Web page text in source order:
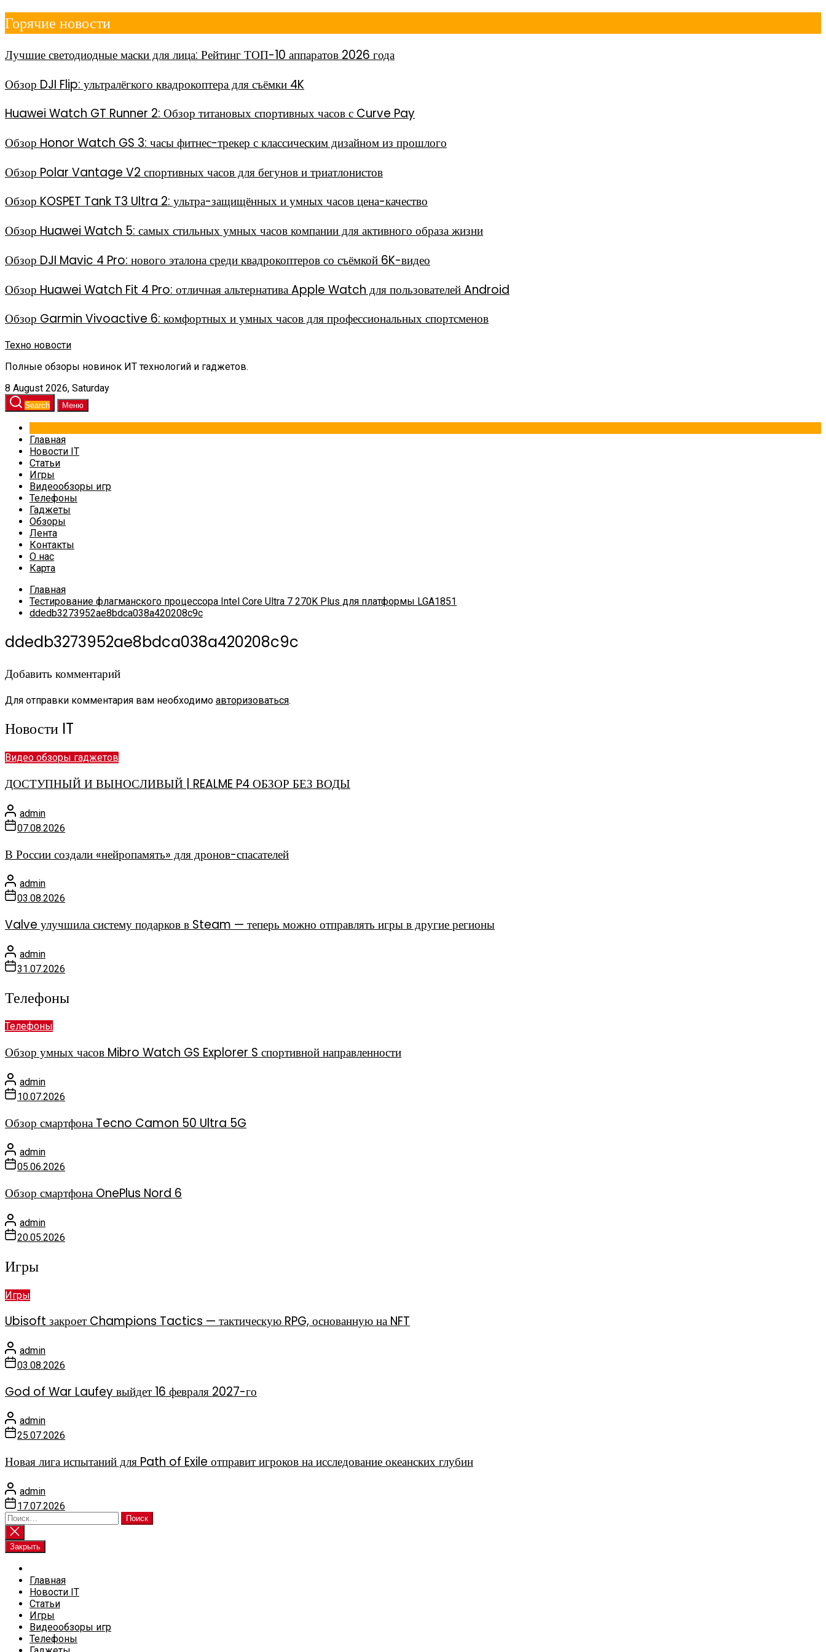
Перейти
к
Горячие новости
Лучшие светодиодные маски для лица: Рейтинг ТОП-10 аппаратов 2026 года
Обзор DJI Flip: ультралёгкого квадрокоптера для съёмки 4K
Huawei Watch GT Runner 2: Обзор титановых спортивных часов с Curve Pay
Обзор Honor Watch GS 3: часы фитнес-трекер с классическим дизайном из прошлого
Обзор Polar Vantage V2 спортивных часов для бегунов и триатлонистов
Обзор KOSPET Tank T3 Ultra 2: ультра-защищённых и умных часов цена-качество
Обзор Huawei Watch 5: самых стильных умных часов компании для активного образа жизни
Обзор DJI Mavic 4 Pro: нового эталона среди квадрокоптеров со съёмкой 6K-видео
Обзор Huawei Watch Fit 4 Pro: отличная альтернатива Apple Watch для пользователей Android
Обзор Garmin Vivoactive 6: комфортных и умных часов для профессиональных спортсменов
Техно новости
Полные обзоры новинок ИТ технологий и гаджетов.
8 August 2026, Saturday
Search Меню
Главная
Новости IT
Статьи
Игры
Видеообзоры игр
Телефоны
Гаджеты
Обзоры
Лента
Контакты
О нас
Карта
Главная
Тестирование флагманского процессора Intel Core Ultra 7 270K Plus для платформы LGA1851
ddedb3273952ae8bdca038a420208c9c
ddedb3273952ae8bdca038a420208c9c
Добавить комментарий
Для отправки комментария вам необходимо авторизоваться.
Новости IT
Видео обзоры гаджетов
ДОСТУПНЫЙ И ВЫНОСЛИВЫЙ | REALME P4 ОБЗОР БЕЗ ВОДЫ
admin
07.08.2026
В России создали «нейропамять» для дронов-спасателей
admin
03.08.2026
Valve улучшила систему подарков в Steam — теперь можно отправлять игры в другие регионы
admin
31.07.2026
Телефоны
Телефоны
Обзор умных часов Mibro Watch GS Explorer S спортивной направленности
admin
10.07.2026
Обзор смартфона Tecno Camon 50 Ultra 5G
admin
05.06.2026
Обзор смартфона OnePlus Nord 6
admin
20.05.2026
Игры
Игры
Ubisoft закроет Champions Tactics — тактическую RPG, основанную на NFT
admin
03.08.2026
God of War Laufey выйдет 16 февраля 2027-го
admin
25.07.2026
Новая лига испытаний для Path of Exile отправит игроков на исследование океанских глубин
admin
17.07.2026
Найти:
Закрыть
Главная
Новости IT
Статьи
Игры
Видеообзоры игр
Телефоны